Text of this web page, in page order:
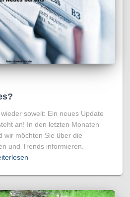
soweit: Ein neues Update
an! In den letzten Monaten
wir möchten Sie über die
und Trends informieren.